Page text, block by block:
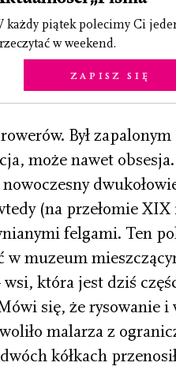
każdy piątek polecimy Ci
w weekend.
Zapisz się
Był
może nawet
(na przełomie
felgami. Ten
w muzeum
która jest dziś
się, że rysowanie i
malarza z
kółkach